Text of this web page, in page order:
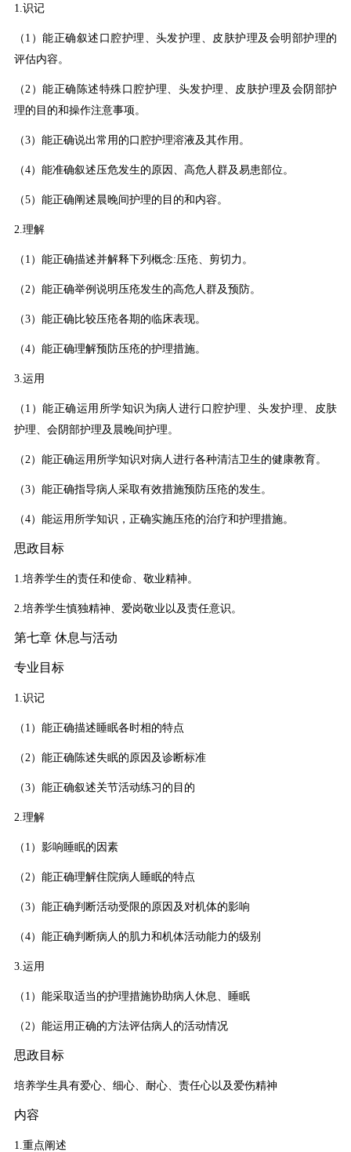
1.识记
（1）能正确叙述口腔护理、头发护理、皮肤护理及会明部护理的
评估内容。
（2）能正确陈述特殊口腔护理、头发护理、皮肤护理及会阴部护
理的目的和操作注意事项。
（3）能正确说出常用的口腔护理溶液及其作用。
（4）能准确叙述压危发生的原因、高危人群及易患部位。
（5）能正确阐述晨晚间护理的目的和内容。
2.理解
（1）能正确描述并解释下列概念:压疮、剪切力。
（2）能正确举例说明压疮发生的高危人群及预防。
（3）能正确比较压疮各期的临床表现。
（4）能正确理解预防压疮的护理措施。
3.运用
（1）能正确运用所学知识为病人进行口腔护理、头发护理、皮肤
护理、会阴部护理及晨晚间护理。
（2）能正确运用所学知识对病人进行各种清洁卫生的健康教育。
（3）能正确指导病人采取有效措施预防压疮的发生。
（4）能运用所学知识，正确实施压疮的治疗和护理措施。
思政目标
1.培养学生的责任和使命、敬业精神。
2.培养学生慎独精神、爱岗敬业以及责任意识。
第七章 休息与活动
专业目标
1.识记
（1）能正确描述睡眠各时相的特点
（2）能正确陈述失眠的原因及诊断标准
（3）能正确叙述关节活动练习的目的
2.理解
（1）影响睡眠的因素
（2）能正确理解住院病人睡眠的特点
（3）能正确判断活动受限的原因及对机体的影响
（4）能正确判断病人的肌力和机体活动能力的级别
3.运用
（1）能采取适当的护理措施协助病人休息、睡眠
（2）能运用正确的方法评估病人的活动情况
思政目标
培养学生具有爱心、细心、耐心、责任心以及爱伤精神
内容
1.重点阐述